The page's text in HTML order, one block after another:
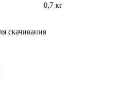
0,7 кг
скачивания